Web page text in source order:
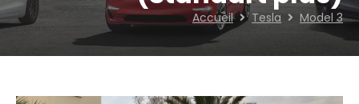
Accueil Tesla Model 3